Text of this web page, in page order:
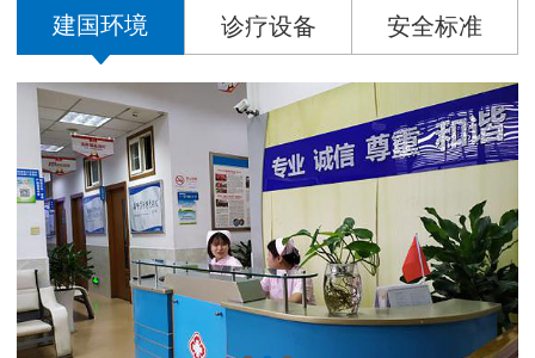
建国环境 诊疗设备 安全标准